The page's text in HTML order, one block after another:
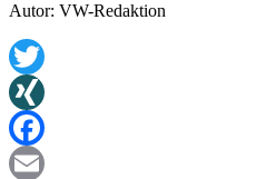
Autor: VW-Redaktion
Twitter
XING
Facebook